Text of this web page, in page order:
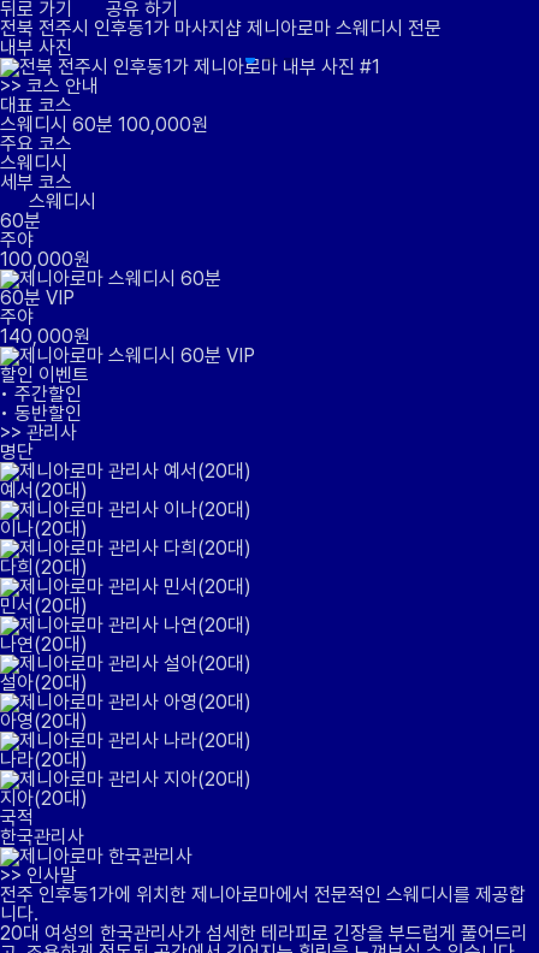
뒤로 가기
공유 하기
전북 전주시 인후동1가 마사지샵 제니아로마 스웨디시 전문
내부 사진
>> 코스 안내
대표 코스
스웨디시 60분 100,000원
주요 코스
스웨디시
세부 코스
스웨디시
60분
주야
100,000원
60분 VIP
주야
140,000원
할인 이벤트
• 주간할인
• 동반할인
>> 관리사
명단
예서(20대)
이나(20대)
다희(20대)
민서(20대)
나연(20대)
설아(20대)
아영(20대)
나라(20대)
지아(20대)
국적
한국관리사
>> 인사말
전주 인후동1가에 위치한 제니아로마에서 전문적인 스웨디시를 제공합
니다.
20대 여성의 한국관리사가 섬세한 테라피로 긴장을 부드럽게 풀어드리